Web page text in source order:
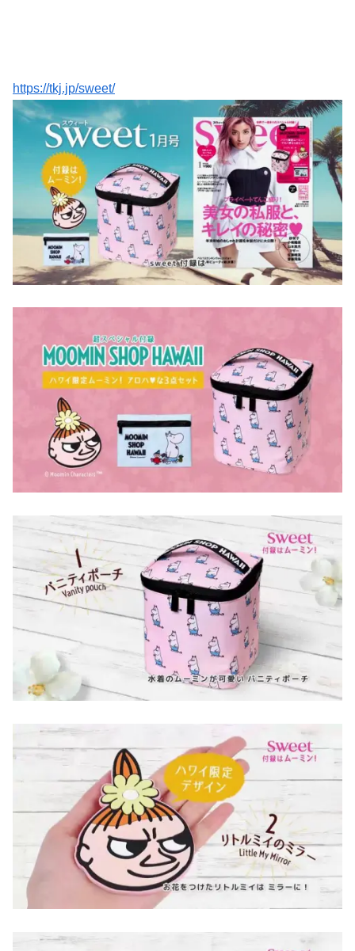
https://tkj.jp/sweet/